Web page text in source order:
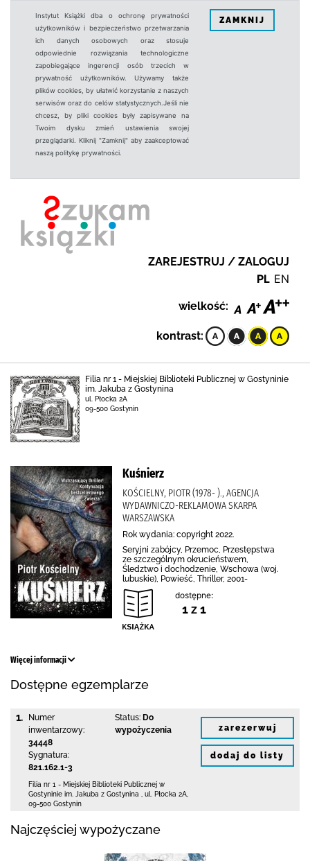
Instytut Książki dba o ochronę prywatności
użytkowników i bezpieczeństwo przetwarzania
ich danych osobowych oraz stosuje
odpowiednie rozwiązania technologiczne
zapobiegające ingerencji osób trzecich w
prywatność użytkowników. Używamy także
plików cookies, by ułatwić korzystanie z naszych
serwisów oraz do celów statystycznych.Jeśli nie
chcesz, by pliki cookies były zapisywane na
Twoim dysku zmień ustawienia swojej
przeglądarki. Kliknij "Zamknij" aby zaakceptować
naszą politykę prywatności.
ZAMKNIJ
ZAREJESTRUJ / ZALOGUJ
PL EN
wielkość:
kontrast:
Filia nr 1 - Miejskiej Biblioteki Publicznej w Gostyninie
im. Jakuba z Gostynina
ul. Płocka 2A
09-500 Gostynin
Kuśnierz
KOŚCIELNY, PIOTR (1978- )., AGENCJA
WYDAWNICZO-REKLAMOWA SKARPA
WARSZAWSKA
Rok wydania: copyright 2022.
Seryjni zabójcy, Przemoc, Przestępstwa
ze szczególnym okrucieństwem,
Śledztwo i dochodzenie, Wschowa (woj.
lubuskie), Powieść, Thriller, 2001-
dostępne:
1 z 1
Więcej informacji
Dostępne egzemplarze
1.
Numer
inwentarzowy:
34448
Sygnatura:
821.162.1-3
Status: Do
wypożyczenia
Filia nr 1 - Miejskiej Biblioteki Publicznej w
Gostyninie im. Jakuba z Gostynina
ul. Płocka 2A
09-500 Gostynin
zarezerwuj
dodaj do listy
Najczęściej wypożyczane